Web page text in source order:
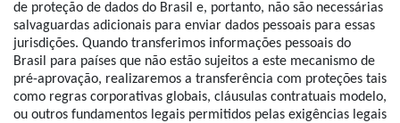
de proteção de dados do Brasil e, portanto, não são necessárias
salvaguardas adicionais para enviar dados pessoais para essas
jurisdições. Quando transferimos informações pessoais do
Brasil para países que não estão sujeitos a este mecanismo de
pré-aprovação, realizaremos a transferência com proteções tais
como regras corporativas globais, cláusulas contratuais modelo,
ou outros fundamentos legais permitidos pelas exigências legais